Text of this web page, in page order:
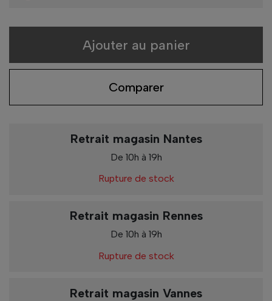
Ajouter au panier
Comparer
Retrait magasin Nantes
De 10h à 19h
Rupture de stock
Retrait magasin Rennes
De 10h à 19h
Rupture de stock
Retrait magasin Vannes